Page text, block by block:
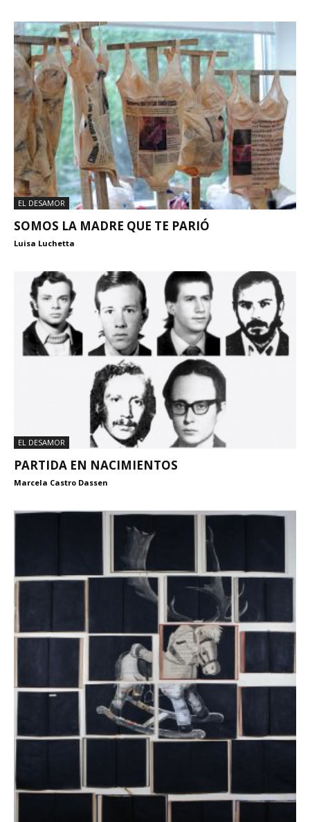
EL DESAMOR
SOMOS LA MADRE QUE TE PARIÓ
Luisa Luchetta
EL DESAMOR
PARTIDA EN NACIMIENTOS
Marcela Castro Dassen